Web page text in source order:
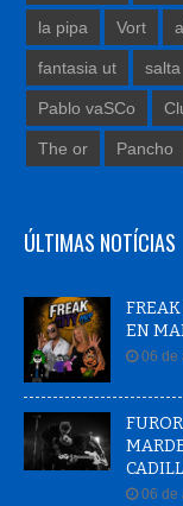
la pipa Vort
fantasia ut salta
Pablo vaSCo
The or Pancho
ÚLTIMAS NOTÍCIAS
EN
06 de
06 de